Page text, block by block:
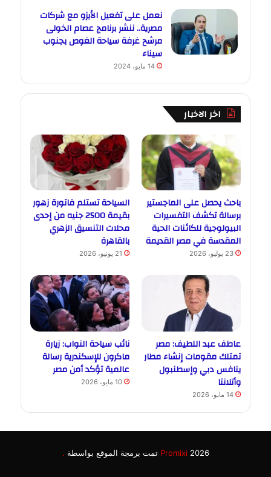
نعمل على تفعيل الأيزو مع شركات
مصرية.. ننشر برنامج عصام الخولى
مرشح غرفة سياحة الغوص بجنوب
سيناء
14 مايو، 2024
اخر الاخبار
باحث يحصل على الماجستير
برسالة تكشف التفسيرات
البيولوجية للكائنات الحية
المقدسة في مصر القديمة
23 يوليو، 2026
السياحة تستلم فاتورة زهور
بقيمة 2500 جنيه من إحدى
محلات التنسيق الزهري
بالقاهرة
21 يونيو، 2026
عاطف عبد اللطيف: مصر
تمتلك مقومات إنشاء مطار
ينافس دبي وإسطنبول
وأتلانتا
14 مايو، 2026
نائب سياحة النواب: زيارة
ماكرون للإسكندرية رسالة
عالمية تؤكد أمن مصر
10 مايو، 2026
Promixi2026 تمت برمجة الموقع بواسطة .